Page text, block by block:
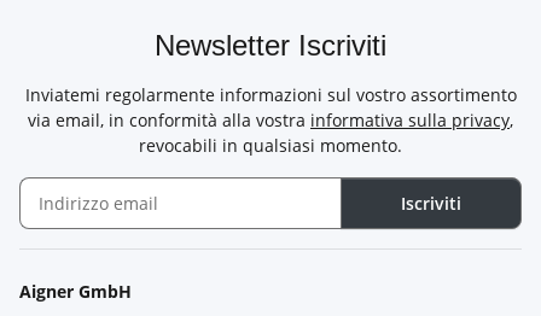
Newsletter Iscriviti
Inviatemi regolarmente informazioni sul vostro assortimento
via email, in conformità alla vostra informativa sulla privacy,
revocabili in qualsiasi momento.
Iscriviti
Aigner GmbH